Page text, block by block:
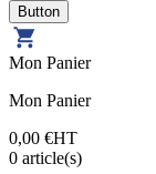
Mon Panier
Mon Panier
0,00 €HT
0 article(s)